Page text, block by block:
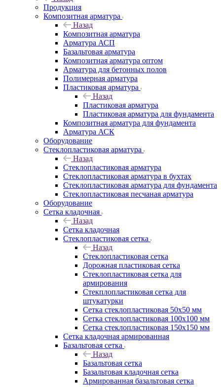
Продукция
Композитная арматура
Назад
Композитная арматура
Арматура АСП
Базальтовая арматура
Композитная арматура оптом
Арматура для бетонных полов
Полимерная арматура
Пластиковая арматура
Назад
Пластиковая арматура
Пластиковая арматура для фундамента
Композитная арматура для фундамента
Арматура АСК
Оборудование
Cтеклопластиковая арматура
Назад
Cтеклопластиковая арматура
Стеклопластиковая арматура в бухтах
Стеклопластиковая арматура для фундамента
Стеклопластиковая песчаная арматура
Оборудование
Сетка кладочная
Назад
Сетка кладочная
Стеклопластиковая сетка
Назад
Стеклопластиковая сетка
Дорожная пластиковая сетка
Стеклопластиковая сетка для
армирования
Стекплопластиковая сетка для
штукатурки
Сетка стеклопластиковая 50x50 мм
Сетка стеклопластиковая 100x100 мм
Сетка стеклопластиковая 150x150 мм
Сетка кладочная армированная
Базальтовая сетка
Назад
Базальтовая сетка
Базальтовая кладочная сетка
Армированная базальтовая сетка